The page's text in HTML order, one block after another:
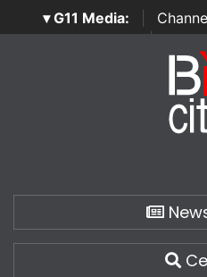
▾ G11 Media:
SecurityOpenLab |